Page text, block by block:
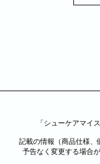
「シューケアマイ
記載の情報（商品仕様、
予告なく変更する場合